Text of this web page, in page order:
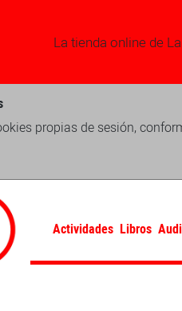
La tienda online de
propias de sesión,
Actividades Libros